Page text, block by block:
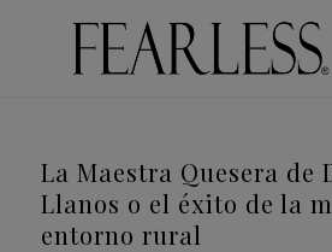
La Maestra Quesera de
Llanos o el éxito de la
entorno rural